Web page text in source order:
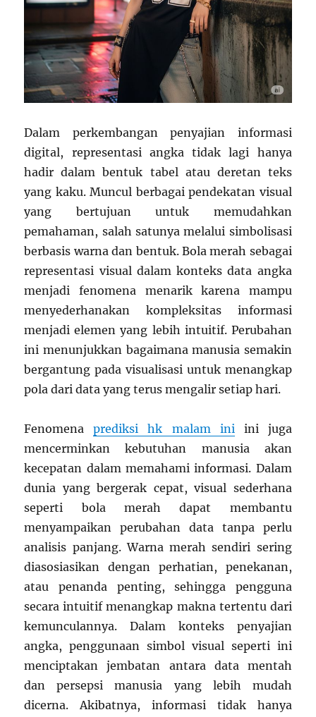
Dalam perkembangan penyajian informasi
digital, representasi angka tidak lagi hanya
hadir dalam bentuk tabel atau deretan teks
yang kaku. Muncul berbagai pendekatan visual
yang bertujuan untuk memudahkan
pemahaman, salah satunya melalui simbolisasi
berbasis warna dan bentuk. Bola merah sebagai
representasi visual dalam konteks data angka
menjadi fenomena menarik karena mampu
menyederhanakan kompleksitas informasi
menjadi elemen yang lebih intuitif. Perubahan
ini menunjukkan bagaimana manusia semakin
bergantung pada visualisasi untuk menangkap
pola dari data yang terus mengalir setiap hari.
Fenomenaprediksi hk malam iniini juga
mencerminkan kebutuhan manusia akan
kecepatan dalam memahami informasi. Dalam
dunia yang bergerak cepat, visual sederhana
seperti bola merah dapat membantu
menyampaikan perubahan data tanpa perlu
analisis panjang. Warna merah sendiri sering
diasosiasikan dengan perhatian, penekanan,
atau penanda penting, sehingga pengguna
secara intuitif menangkap makna tertentu dari
kemunculannya. Dalam konteks penyajian
angka, penggunaan simbol visual seperti ini
menciptakan jembatan antara data mentah
dan persepsi manusia yang lebih mudah
dicerna. Akibatnya, informasi tidak hanya